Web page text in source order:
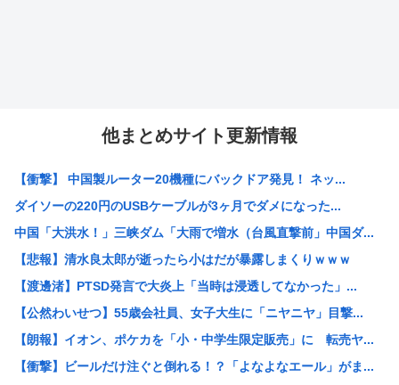
他まとめサイト更新情報
【衝撃】 中国製ルーター20機種にバックドア発見！ ネッ...
ダイソーの220円のUSBケーブルが3ヶ月でダメになった...
中国「大洪水！」三峡ダム「大雨で増水（台風直撃前」中国ダ...
【悲報】清水良太郎が逝ったら小はだが暴露しまくりｗｗｗ
【渡邊渚】PTSD発言で大炎上「当時は浸透してなかった」...
【公然わいせつ】55歳会社員、女子大生に「ニヤニヤ」目撃...
【朗報】イオン、ポケカを「小・中学生限定販売」に 転売ヤ...
【衝撃】ビールだけ注ぐと倒れる！？「よなよなエール」がま...